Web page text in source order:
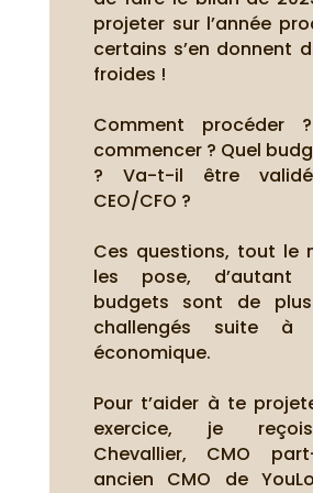
projeter sur l’année
certains s’en donnent
froides !
Comment procéder
commencer ? Quel
? Va-t-il être
CEO/CFO ?
Ces questions, tout le
les pose, d’autant
budgets sont de
challengés suite
économique.
Pour t’aider à te
exercice, je
Chevallier, CMO
ancien CMO de